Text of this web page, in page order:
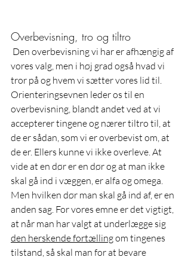
Overbevisning, tro og tiltro
Den overbevisning vi har er afhængig af
vores valg, men i høj grad også hvad vi
tror på og hvem vi sætter vores lid til.
Orienteringsevnen leder os til en
overbevisning, blandt andet ved at vi
accepterer tingene og nærer tiltro til, at
de er sådan, som vi er overbevist om, at
de er. Ellers kunne vi ikke overleve. At
vide at en dør er en dør og at man ikke
skal gå ind i væggen, er alfa og omega.
Men hvilken dør man skal gå ind af, er en
anden sag. For vores emne er det vigtigt,
at når man har valgt at underlægge sig
den herskende fortælling om tingenes
tilstand, så skal man for at bevare